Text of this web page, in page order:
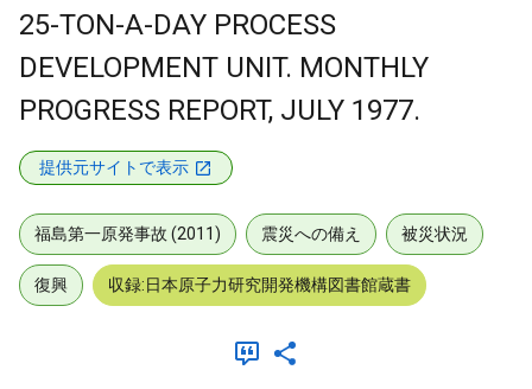
25-TON-A-DAY PROCESS
DEVELOPMENT UNIT. MONTHLY
PROGRESS REPORT, JULY 1977.
提供元サイトで表示
福島第一原発事故 (2011) 震災への備え 被災状況
復興 収録:日本原子力研究開発機構図書館蔵書